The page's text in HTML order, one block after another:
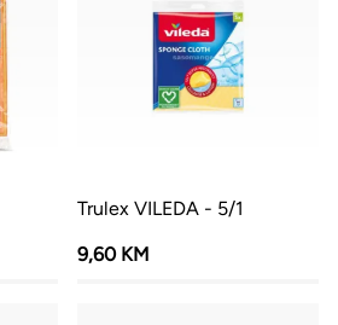
Trulex VILEDA - 5/1
9,60 KM